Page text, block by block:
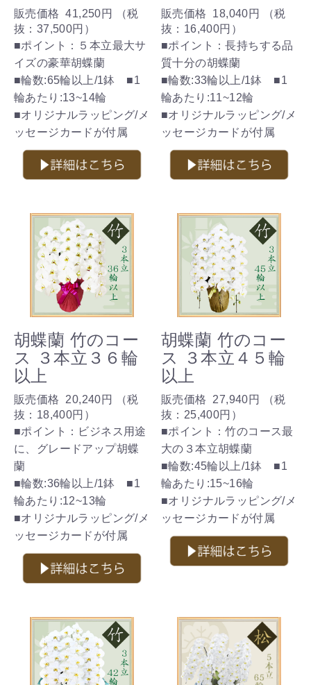
販売価格 41,250円
（税
抜： 37,500円 ）
■ポイント：５本立最大サ
イズの豪華胡蝶蘭
■輪数:65輪以上/1鉢 ■1
輪あたり:13~14輪
■オリジナルラッピング/メ
ッセージカードが付属
販売価格 18,040円
（税
抜： 16,400円 ）
■ポイント：長持ちする品
質十分の胡蝶蘭
■輪数:33輪以上/1鉢 ■1
輪あたり:11~12輪
■オリジナルラッピング/メ
ッセージカードが付属
胡蝶蘭 竹のコー
ス ３本立３６輪
以上
販売価格 20,240円
（税
抜： 18,400円 ）
■ポイント：ビジネス用途
に、グレードアップ胡蝶
蘭
■輪数:36輪以上/1鉢 ■1
輪あたり:12~13輪
■オリジナルラッピング/メ
ッセージカードが付属
胡蝶蘭 竹のコー
ス ３本立４５輪
以上
販売価格 27,940円
（税
抜： 25,400円 ）
■ポイント：竹のコース最
大の３本立胡蝶蘭
■輪数:45輪以上/1鉢 ■1
輪あたり:15~16輪
■オリジナルラッピング/メ
ッセージカードが付属